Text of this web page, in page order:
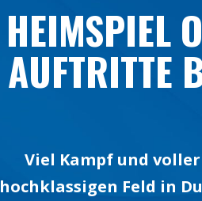
HEIMSPIEL
AUFTRITTE
Viel Kampf und
hochklassigen Feld in